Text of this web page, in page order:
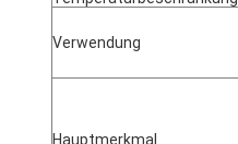
Verwendung
Hauptmerkmal